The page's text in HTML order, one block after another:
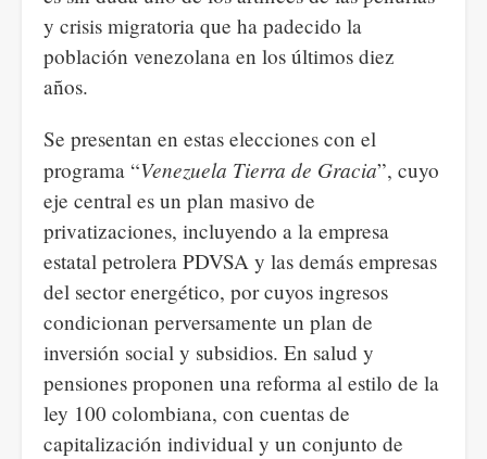
y crisis migratoria que ha padecido la
población venezolana en los últimos diez
años.
Se presentan en estas elecciones con el
programa “Venezuela Tierra de Gracia”, cuyo
eje central es un plan masivo de
privatizaciones, incluyendo a la empresa
estatal petrolera PDVSA y las demás empresas
del sector energético, por cuyos ingresos
condicionan perversamente un plan de
inversión social y subsidios. En salud y
pensiones proponen una reforma al estilo de la
ley 100 colombiana, con cuentas de
capitalización individual y un conjunto de